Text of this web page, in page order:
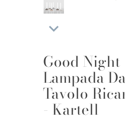
Good Night
Lampada
Tavolo
- Kartell